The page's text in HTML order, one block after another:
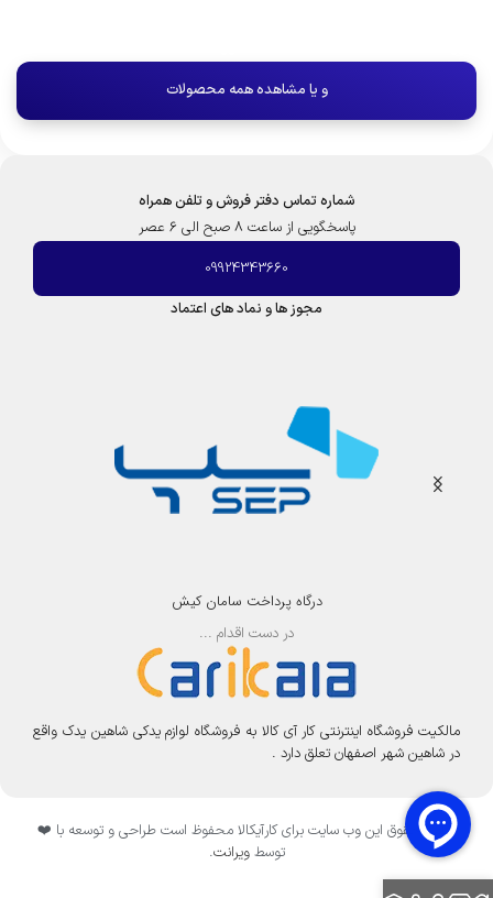
و یا مشاهده همه محصولات
شماره تماس دفتر فروش و تلفن همراه
پاسخگویی از ساعت 8 صبح الی 6 عصر
09924343660
مجوز ها و نماد های اعتماد
درگاه پرداخت سامان کیش
در دست اقدام ...
مالکیت فروشگاه اینترنتی کار آی کالا به فروشگاه لوازم یدکی شاهین یدک واقع
در شاهین شهر اصفهان تعلق دارد .
تمامی حقوق این وب سایت برای کارآیکالا محفوظ است طراحی و توسعه با ❤️
توسطویرانت.